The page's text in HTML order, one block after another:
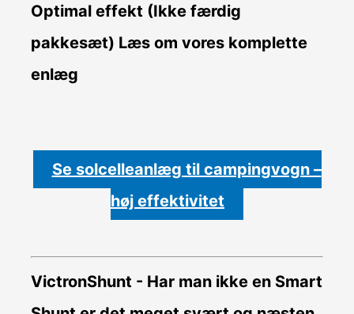
Optimal effekt (Ikke færdig
pakkesæt) Læs om vores komplette
enlæg
Se solcelleanlæg til campingvogn –
høj effektivitet
VictronShunt - Har man ikke en Smart